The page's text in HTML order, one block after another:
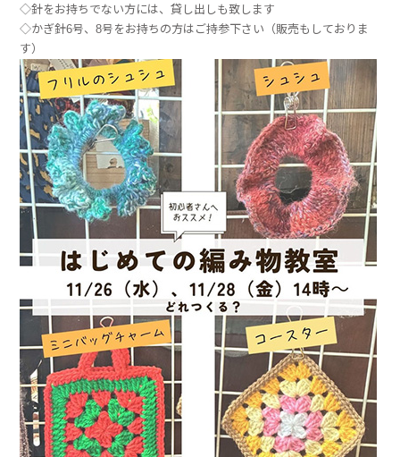
◇針をお持ちでない方には、貸し出しも致します
◇かぎ針6号、8号をお持ちの方はご持参下さい（販売もしておりま
す）